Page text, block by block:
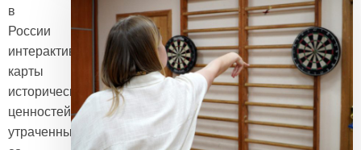
в
России
интерактивной
карты
исторических
ценностей,
утраченных